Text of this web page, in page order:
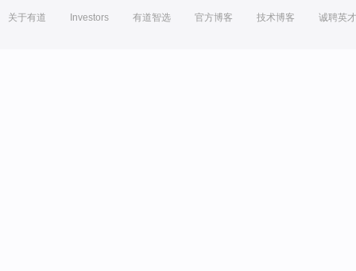
关于有道 Investors 有道智选 官方博客 技术博客 诚聘英才